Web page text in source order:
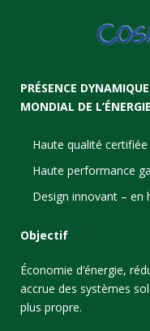
PRÉSENCE
MONDIAL DE
Haute qualité certifiée
Haute performance
Design innovant – en
Objectif
Économie d’énergie,
accrue des systèmes
plus propre.